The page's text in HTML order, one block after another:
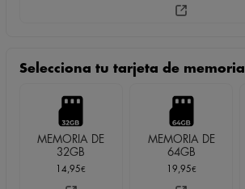
Selecciona tu tarjeta de memoria
MEMORIA DE
32GB
14,95€
MEMORIA DE
64GB
19,95€